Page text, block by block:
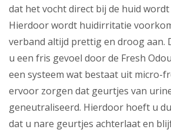
dat het vocht direct bij de huid wordt
Hierdoor wordt huidirritatie
verband altijd prettig en droog aan.
u een fris gevoel door de Fresh
een systeem wat bestaat uit micro-
ervoor zorgen dat geurtjes van
geneutraliseerd. Hierdoor hoeft u
dat u nare geurtjes achterlaat en